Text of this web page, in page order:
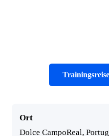
Ort
Dolce CampoReal,